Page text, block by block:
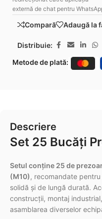
externă de chat pentru
Compară Adaugă la
Distribuie:
Metode de plată:
Descriere
Set 25 Bucăți
Setul conține 25 de
(M10), recomandate
solidă și de lungă durată.
construcții, montaj
asamblarea diverselor